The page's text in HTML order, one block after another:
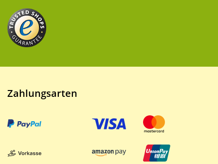
Zahlungsarten